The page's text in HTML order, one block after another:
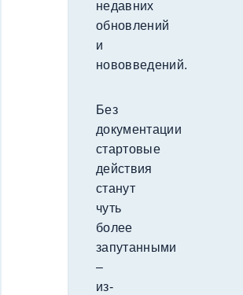
недавних
обновлений
и
нововведений.
Без
документации
стартовые
действия
станут
чуть
более
запутанными
–
из-